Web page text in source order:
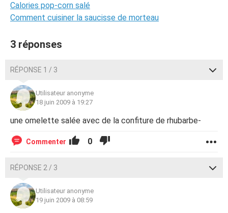
Calories pop-corn salé
Comment cuisiner la saucisse de morteau
3 réponses
RÉPONSE 1 / 3
Utilisateur anonyme
18 juin 2009 à 19:27
une omelette salée avec de la confiture de rhubarbe-
Commenter 0
RÉPONSE 2 / 3
Utilisateur anonyme
19 juin 2009 à 08:59